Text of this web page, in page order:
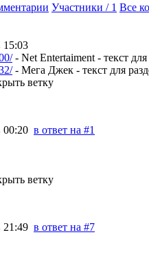
Участники / 1 Все
15:03
- Net Entertaiment - текст
- Мега Джек - текст для
ветку
00:20 в ответ на #1
ветку
21:49 в ответ на #7